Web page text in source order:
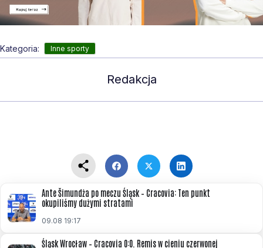
Kategoria: Inne sporty
Redakcja
Ante Šimundża po meczu Śląsk – Cracovia: Ten punkt
okupiliśmy dużymi stratami
09.08 19:17
Śląsk Wrocław – Cracovia 0:0. Remis w cieniu czerwonej